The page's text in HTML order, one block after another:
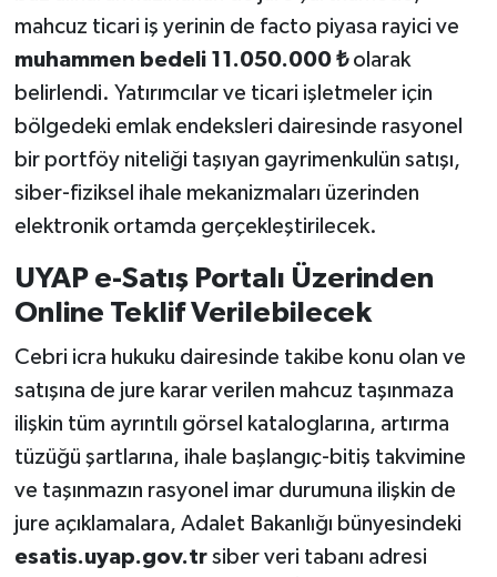
mahcuz ticari iş yerinin de facto piyasa rayici ve
muhammen bedeli 11.050.000 ₺olarak
belirlendi. Yatırımcılar ve ticari işletmeler için
bölgedeki emlak endeksleri dairesinde rasyonel
bir portföy niteliği taşıyan gayrimenkulün satışı,
siber-fiziksel ihale mekanizmaları üzerinden
elektronik ortamda gerçekleştirilecek.
UYAP e-Satış Portalı Üzerinden
Online Teklif Verilebilecek
Cebri icra hukuku dairesinde takibe konu olan ve
satışına de jure karar verilen mahcuz taşınmaza
ilişkin tüm ayrıntılı görsel kataloglarına, artırma
tüzüğü şartlarına, ihale başlangıç-bitiş takvimine
ve taşınmazın rasyonel imar durumuna ilişkin de
jure açıklamalara, Adalet Bakanlığı bünyesindeki
esatis.uyap.gov.trsiber veri tabanı adresi